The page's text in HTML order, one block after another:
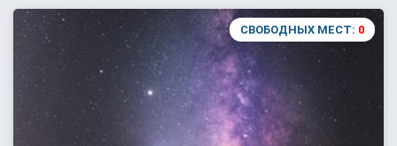
СВОБОДНЫХ МЕСТ: 0